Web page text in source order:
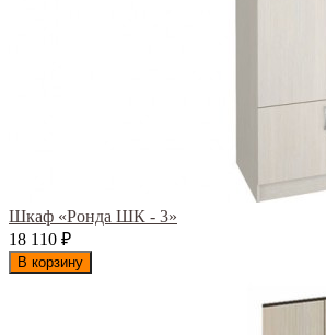
Шкаф «Ронда ШК - 3»
18 110 ₽
В корзину